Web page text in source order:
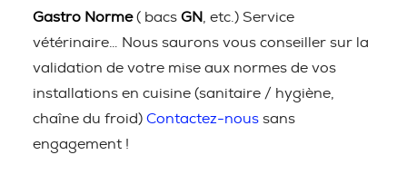
Gastro Norme( bacs GN
, etc.) Service
vétérinaire… Nous saurons vous conseiller sur la
validation de votre mise aux normes de vos
installations en cuisine (sanitaire / hygiène,
chaîne du froid) Contactez-nous sans
engagement !